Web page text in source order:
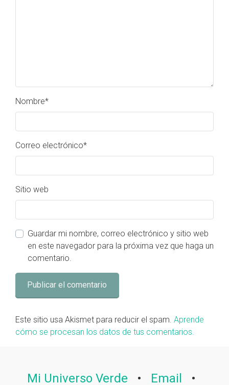
Nombre*
Correo electrónico*
Sitio web
Guardar mi nombre, correo electrónico y sitio web
en este navegador para la próxima vez que haga un
comentario.
Este sitio usa Akismet para reducir el spam. Aprende
cómo se procesan los datos de tus comentarios.
Mi Universo Verde • Email •